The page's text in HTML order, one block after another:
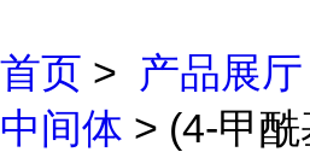
首页 > 产品展厅
中间体 > (4-甲